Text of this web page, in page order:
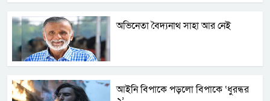
অভিনেতা বৈদ্যনাথ সাহা আর নেই
আইনি বিপাকে পড়লো বিপাকে ‘ধুরন্ধর